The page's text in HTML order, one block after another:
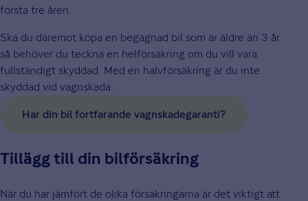
första tre åren.
Ska du däremot köpa en begagnad bil som är äldre än 3 år
så behöver du teckna en helförsäkring om du vill vara
fullständigt skyddad. Med en halvförsäkring är du inte
skyddad vid vagnskada.
Har din bil fortfarande vagnskadegaranti?
Tillägg till din bilförsäkring
När du har jämfört de olika försäkringarna är det viktigt att